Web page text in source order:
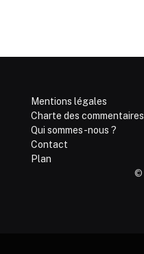
Mentions légales
Charte des commentaires
Qui sommes-nous ?
Contact
Plan
©